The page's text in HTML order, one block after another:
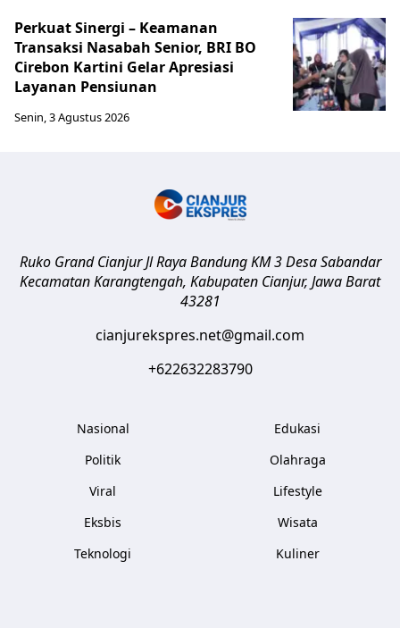
Perkuat Sinergi – Keamanan
Transaksi Nasabah Senior, BRI BO
Cirebon Kartini Gelar Apresiasi
Layanan Pensiunan
Senin, 3 Agustus 2026
Ruko Grand Cianjur Jl Raya Bandung KM 3 Desa Sabandar
Kecamatan Karangtengah, Kabupaten Cianjur, Jawa Barat
43281
cianjurekspres.net@gmail.com
+622632283790
Nasional
Politik
Viral
Eksbis
Teknologi
Edukasi
Olahraga
Lifestyle
Wisata
Kuliner